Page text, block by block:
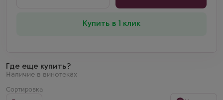
Купить в 1 клик
Где еще купить?
Наличие в винотеках
Сортировка